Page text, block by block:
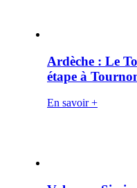
Ardèche : Le
étape à
En savoir +